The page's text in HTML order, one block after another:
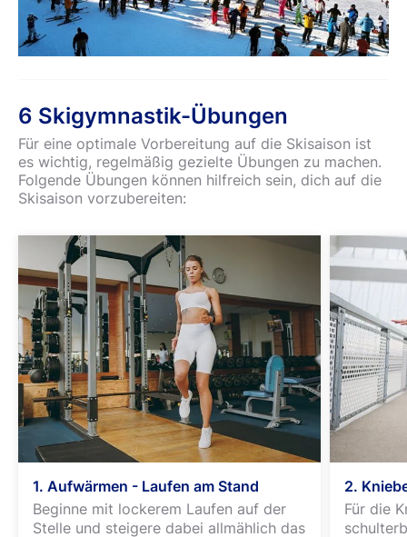
6 Skigymnastik-Übungen
Für eine optimale Vorbereitung auf die Skisaison ist
es wichtig, regelmäßig gezielte Übungen zu machen.
Folgende Übungen können hilfreich sein, dich auf die
Skisaison vorzubereiten:
1. Aufwärmen - Laufen am Stand
Beginne mit lockerem Laufen auf der
Stelle und steigere dabei allmählich das
2.
Für die